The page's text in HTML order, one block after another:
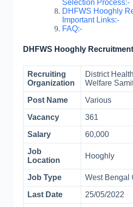
Selection Process:-
DHFWS Hooghly
Important Links:-
FAQ:-
DHFWS Hooghly
Recruiting
Organization
District
Welfare
Post Name Various
Vacancy 361
Salary 60,000
Job
Location
Hooghly
Job Type West Bengal
Last Date 25/05/2022